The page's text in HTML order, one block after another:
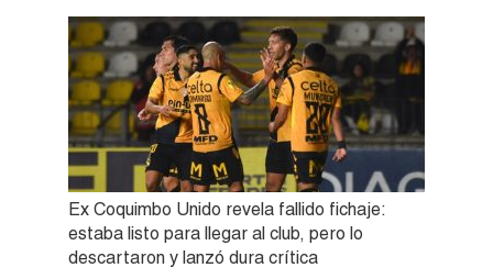
Ex Coquimbo Unido revela fallido fichaje:
estaba listo para llegar al club, pero lo
descartaron y lanzó dura crítica